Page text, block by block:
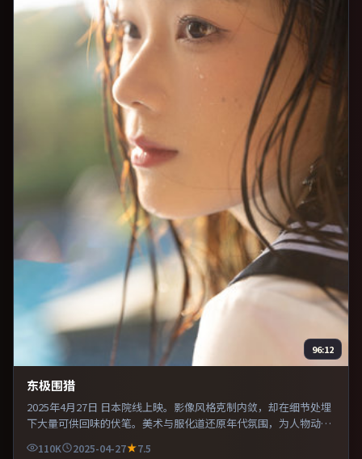
96:12
东极围猎
2025年4月27日 日本院线上映。影像风格克制内敛，却在细节处埋
下大量可供回味的伏笔。美术与服化道还原年代氛围，为人物动机
提供可信支撑。适合喜欢现实主义题材的观众，情绪后劲较足。
110K 2025-04-27
7.5